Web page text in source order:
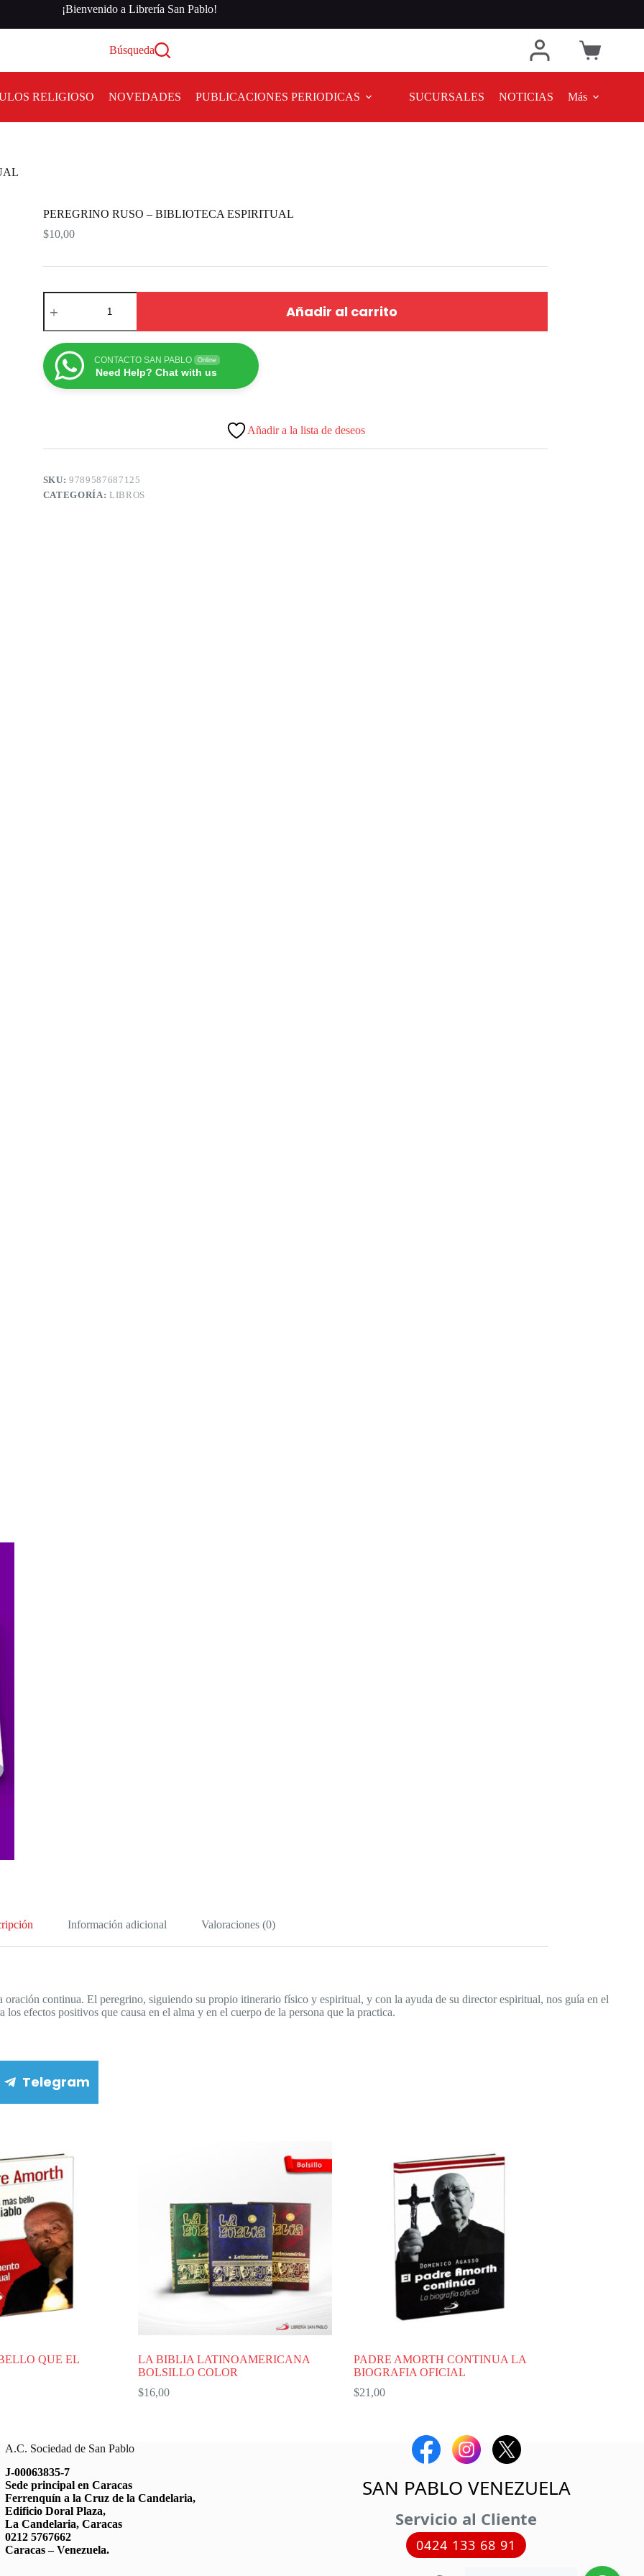
¡Bienvenido a Librería San Pablo!
Búsqueda
RELIGIOSO NOVEDADES PUBLICACIONES PERIODICAS SUCURSALES NOTICIAS Más
PEREGRINO RUSO – BIBLIOTECA ESPIRITUAL
$10,00
Añadir al carrito
CONTACTO SAN PABLO Online
Need Help? Chat with us
Añadir a la lista de deseos
SKU:9789587687125
CATEGORÍA: LIBROS
Información adicional Valoraciones (0)
oración continua. El peregrino, siguiendo su propio itinerario físico y espiritual, y con la ayuda de su director espiritual, nos guía en el
efectos positivos que causa en el alma y en el cuerpo de la persona que la practica.
Telegram
QUE EL
LA BIBLIA LATINOAMERICANA
BOLSILLO COLOR
$16,00
PADRE AMORTH CONTINUA LA
BIOGRAFIA OFICIAL
$21,00
A.C. Sociedad de San Pablo
J-00063835-7
Sede principal en Caracas
Ferrenquín a la Cruz de la Candelaria,
Edificio Doral Plaza,
La Candelaria, Caracas
0212 5767662
Caracas – Venezuela.
SAN PABLO VENEZUELA
Servicio al Cliente
0424 133 68 91